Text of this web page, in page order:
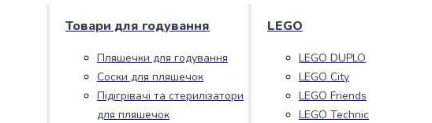
Товари для годування
Пляшечки для годування
Соски для пляшечок
Підігрівачі та стерилізатори
для пляшечок
LEGO
LEGO DUPLO
LEGO City
LEGO Friends
LEGO Technic